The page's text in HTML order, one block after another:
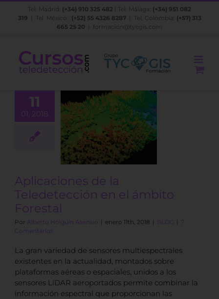
Saltar
Tel. Madrid: (+34) 910 325 482 | Tel. Málaga: (+34) 951 082
319 | Tel. México: (+52) 55 4326 8287| Tel. Colombia: (+57) 313
665 25 20
formacion@tycgis.com
11
01, 2018
de la
en
Aplicaciones de la
Teledetección en el ámbito
Forestal
Por Alberto Holguín Asensio | enero 11th, 2018 | BLOG |
7
Comentarios
La gran variedad de sensores multiespectrales
existentes en la actualidad, montados sobre
plataformas aéreas o espaciales, unidos a los
sensores LíDAR aeroportados permite combinar la
información espectral que proporcionan las